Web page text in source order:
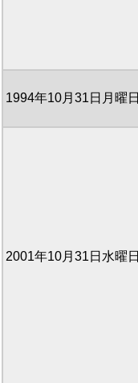
1994年10月31日月曜日
2001年10月31日水曜日